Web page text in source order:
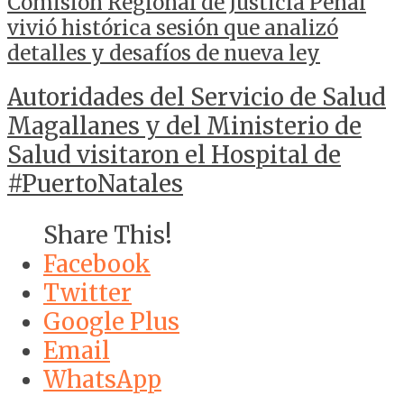
vivió histórica sesión que analizó
detalles y desafíos de nueva ley
Autoridades del Servicio de Salud
Magallanes y del Ministerio de
Salud visitaron el Hospital de
#PuertoNatales
Share This!
Facebook
Twitter
Google Plus
Email
WhatsApp